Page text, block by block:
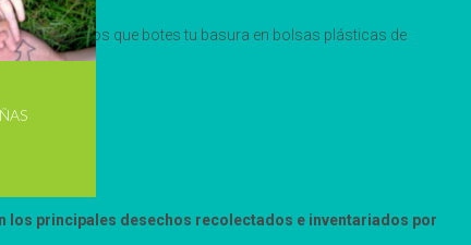
sugerimos que botes tu basura en bolsas plásticas de
los principales desechos recolectados e inventariados por